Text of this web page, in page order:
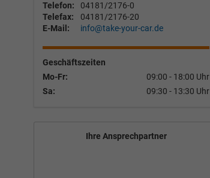
Telefon:
04181/2176-0
Telefax:
04181/2176-20
E-Mail:
info@take-your-car.de
Geschäftszeiten
Mo-Fr:
09:00 - 18:00 Uhr
Sa:
09:30 - 13:30 Uhr
Ihre Ansprechpartner